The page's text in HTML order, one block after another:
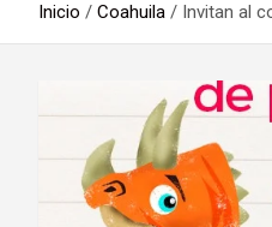
Inicio Coahuila Invitan al